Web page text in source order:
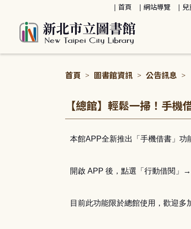
首頁 網站導覽
首頁 > 圖書館資訊 > 公告訊息 >
【總館】輕鬆一掃！手機
本館APP全新推出「手機借書」功
開啟APP 後，點選「行動借閱」→
目前此功能限於總館使用，歡迎多